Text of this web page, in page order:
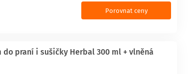
Porovnat ceny
praní i sušičky Herbal 300 ml + vlněná